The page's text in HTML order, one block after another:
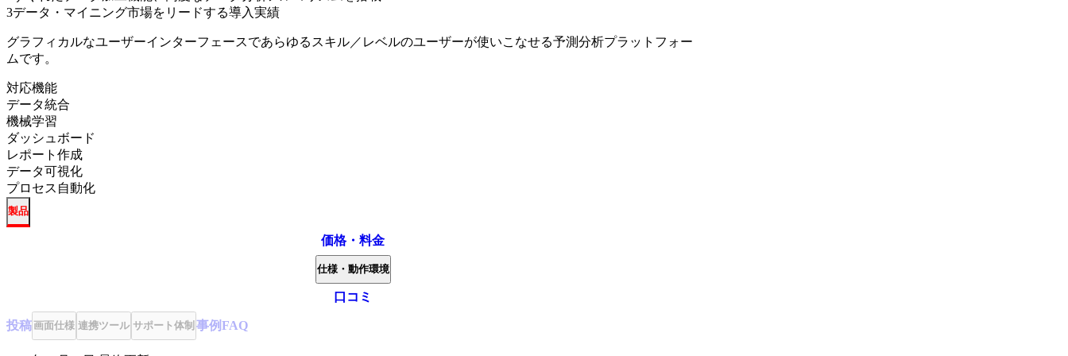
3データ・マイニング市場をリードする導入実績
グラフィカルなユーザーインターフェースであらゆるスキル／レベルのユーザーが使いこなせる予測分析プラットフォー
ムです。
対応機能
データ統合
機械学習
ダッシュボード
レポート作成
データ可視化
プロセス自動化
製品
価格・料金
仕様・動作環境
口コミ
投稿画面仕様 連携ツール サポート体制 事例FAQ